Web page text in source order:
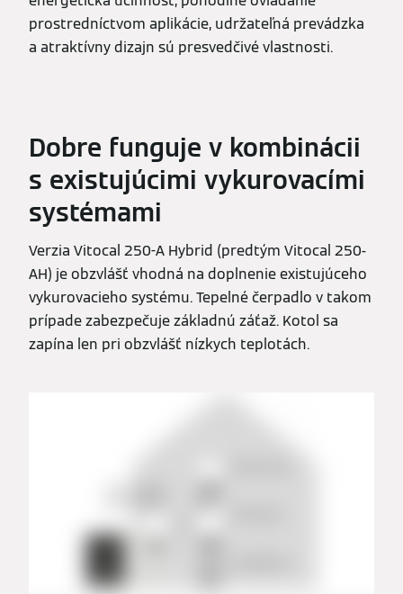
prostredníctvom aplikácie, udržateľná prevádzka
a atraktívny dizajn sú presvedčivé vlastnosti.
Dobre funguje v kombinácii
s existujúcimi vykurovacími
systémami
Verzia Vitocal 250-A Hybrid (predtým Vitocal 250-
AH) je obzvlášť vhodná na doplnenie existujúceho
vykurovacieho systému. Tepelné čerpadlo v takom
prípade zabezpečuje základnú záťaž. Kotol sa
zapína len pri obzvlášť nízkych teplotách.